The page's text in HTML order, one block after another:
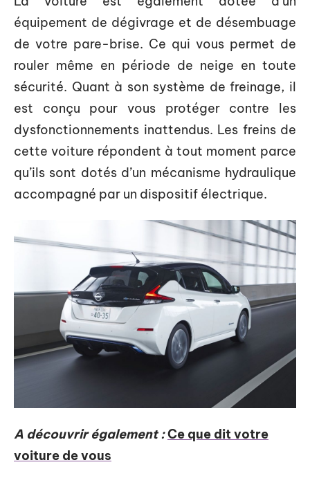
équipement de dégivrage et de désembuage
de votre pare-brise. Ce qui vous permet de
rouler même en période de neige en toute
sécurité. Quant à son système de freinage, il
est conçu pour vous protéger contre les
dysfonctionnements inattendus. Les freins de
cette voiture répondent à tout moment parce
qu’ils sont dotés d’un mécanisme hydraulique
accompagné par un dispositif électrique.
A découvrir également :Ce que dit votre
voiture de vous